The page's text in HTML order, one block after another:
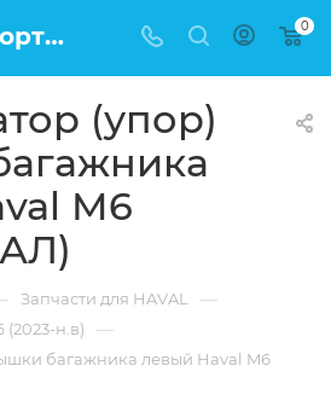
Купить Амортизатор (упор) крышки багажника левый Haval M6 (ОРИГИНАЛ) в Москве по низкой цене 0
(упор)
M6
Запчасти для HAVAL —
(2023-н.в) —
багажника левый Haval M6